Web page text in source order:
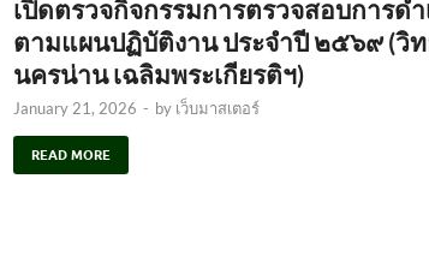
เปิดตรวจกิจกรรมการตรวจสอบการด
ตามแผนปฏิบัติงาน ประจำปี ๒๕๖๙ (วิท
นครน่าน เฉลิมพระเกียรติฯ)
January 21, 2026 - by เว็บมาสเตอร์
READ MORE